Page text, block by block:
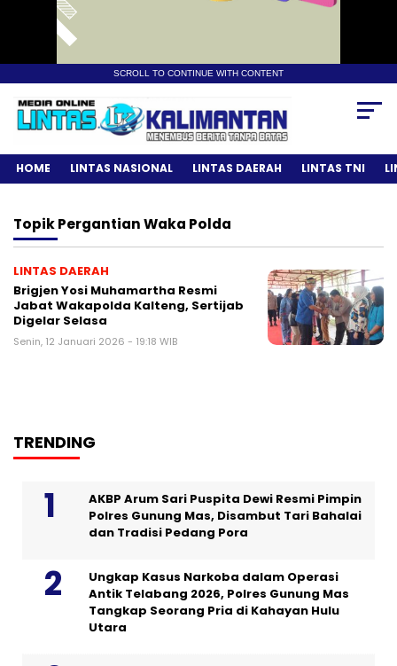
SCROLL TO CONTINUE WITH CONTENT
HOME LINTAS NASIONAL LINTAS DAERAH LINTAS TNI
TopikPergantian Waka Polda
LINTAS DAERAH
Brigjen Yosi Muhamartha Resmi
Jabat Wakapolda Kalteng, Sertijab
Digelar Selasa
Senin, 12 Januari 2026 - 19:18 WIB
TRENDING
AKBP Arum Sari Puspita Dewi Resmi Pimpin
Polres Gunung Mas, Disambut Tari Bahalai
dan Tradisi Pedang Pora
Ungkap Kasus Narkoba dalam Operasi
Antik Telabang 2026, Polres Gunung Mas
Tangkap Seorang Pria di Kahayan Hulu
Utara